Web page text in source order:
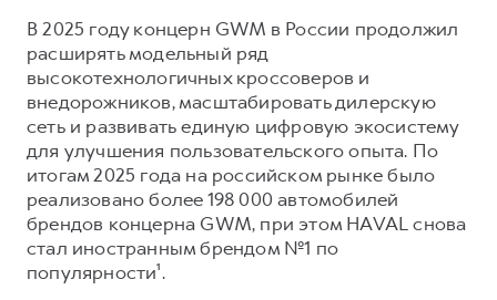
КОРПОРАТИВНЫМ КЛИЕНТАМ
Для малого бизнеса
Корпоративным клиентам
Крупным корпоративным клиентам
Система управления автопарком
Сервис для корпоративных клиентов
HAVAL Лизинг
Гарантия HAVAL
Мобильное приложение GWM
Программа «HAVAL Защита+»
Руководства по эксплуатации
Подписки
АКСЕССУАРЫ HAVAL
В 2025 году концерн GWM в России продолжил
расширять модельный ряд
высокотехнологичных кроссоверов и
внедорожников, масштабировать дилерскую
сеть и развивать единую цифровую экосистему
для улучшения пользовательского опыта. По
итогам 2025 года на российском рынке было
реализовано более 198 000 автомобилей
брендов концерна GWM, при этом HAVAL снова
стал иностранным брендом №1 по
популярности¹.